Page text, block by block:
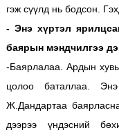
гэж сүүлд нь бодсон.
- Энэ хүртэл
баярын мэндчилгээ
-Баярлалаа. Ардын
цолоо баталлаа.
Ж.Дандартаа
дээрээ үндэсний